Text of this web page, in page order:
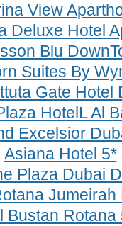
View
Deluxe Hotel
Blu
Suites By
Gate Hotel
HotelL Al
Excelsior
Asiana Hotel 5*
Plaza Dubai
Jumeirah
Bustan